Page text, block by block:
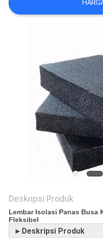
Deskripsi Produk
Lembar Isolasi Panas Busa
Fleksibel
►Deskripsi Produk